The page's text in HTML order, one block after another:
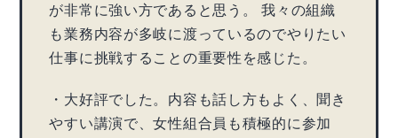
が非常に強い方であると思う。 我々の組織
も業務内容が多岐に渡っているのでやりたい
仕事に挑戦することの重要性を感じた。
・大好評でした。内容も話し方もよく、聞き
やすい講演で、女性組合員も積極的に参加